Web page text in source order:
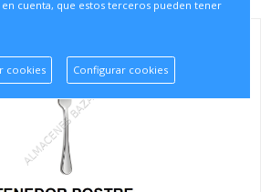
cuenta, que estos terceros pueden tener
cookies Configurar cookies